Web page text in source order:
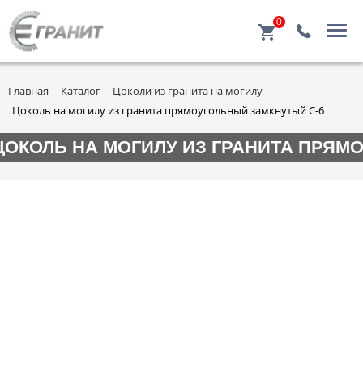
0
Главная Каталог
Цоколи из гранита на могилу
Цоколь на могилу из гранита прямоугольный замкнутый C-6
НА МОГИЛУ ИЗ ГРАНИТА